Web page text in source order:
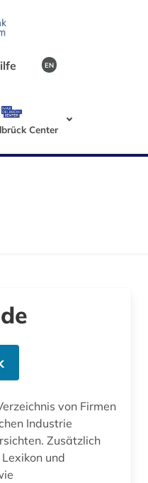
EN
Center
von Firmen
Industrie
Zusätzlich
und